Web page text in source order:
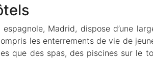
espagnole, Madrid, dispose d’une
les enterrements de vie de
que des spas, des piscines sur le